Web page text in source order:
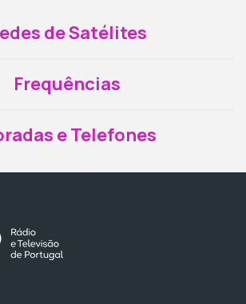
de Satélites
Frequências
e Telefones